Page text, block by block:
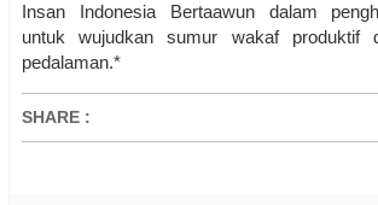
Insan Indonesia Bertaawun dalam
untuk wujudkan sumur wakaf produktif
pedalaman.*
SHARE :